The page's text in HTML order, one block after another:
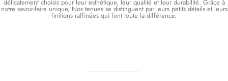
délicatement choisis pour leur esthétique, leur qualité et leur durabilité. Grâce à
notre savoir-faire unique, Nos tenues se distinguent par leurs petits détails et leurs
finitions raffinées qui font toute la différence.